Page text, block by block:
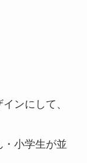
ンにして、
・小学生が並